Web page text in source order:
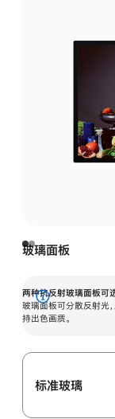
玻璃面板
两种抗反射玻璃面板可选
玻璃面板可分散反射光
持出色画质。
展
开
标准玻璃